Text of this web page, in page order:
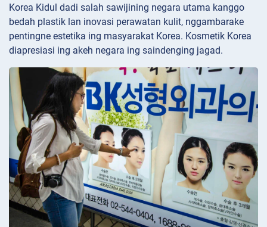
Korea Kidul dadi salah sawijining negara utama kanggo
bedah plastik lan inovasi perawatan kulit, nggambarake
pentingne estetika ing masyarakat Korea. Kosmetik Korea
diapresiasi ing akeh negara ing saindenging jagad.